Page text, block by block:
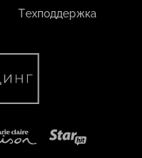
Техподдержка